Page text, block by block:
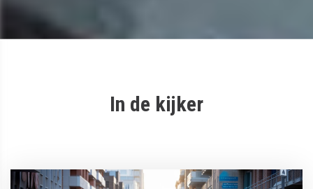
In de kijker